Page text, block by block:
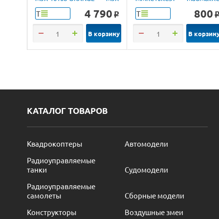
RTR
Т 4 790 o
В корзину
Т 800 o
В
КАТАЛОГ ТОВАРОВ
Квадрокоптеры
Автомодели
Радиоуправляемые
танки
Судомодели
Радиоуправляемые
самолеты
Сборные модели
Конструкторы
Воздушные змеи